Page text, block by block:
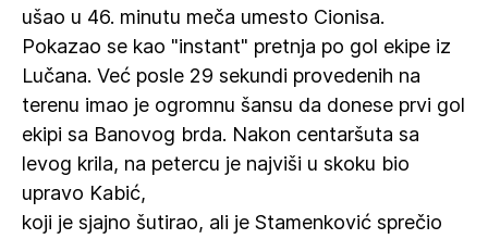
ušao u 46. minutu meča umesto Cionisa.
Pokazao se kao "instant" pretnja po gol ekipe iz
Lučana. Već posle 29 sekundi provedenih na
terenu imao je ogromnu šansu da donese prvi gol
ekipi sa Banovog brda. Nakon centaršuta sa
levog krila, na petercu je najviši u skoku bio
upravo Kabić,
koji je sjajno šutirao, ali je Stamenković sprečio